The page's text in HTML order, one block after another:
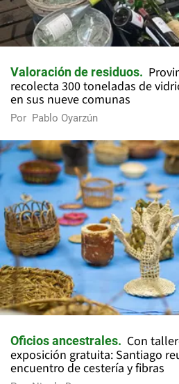
Valoración de residuos
recolecta 300 toneladas de
en sus nueve comunas
Por Pablo Oyarzún
Oficios ancestrales
Con
exposición gratuita: Santiago
encuentro de cestería y fibras